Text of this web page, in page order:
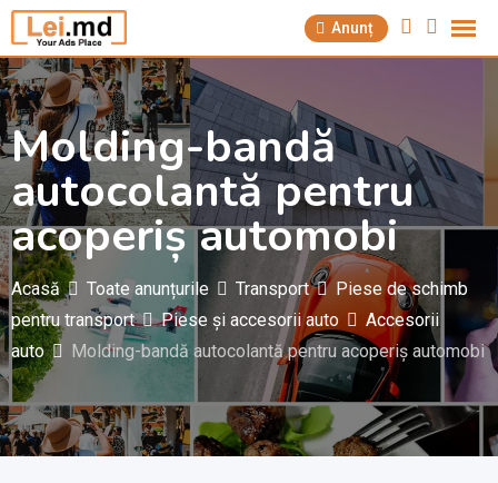
Săriți
la
conținut
Anunț
Molding-bandă
autocolantă pentru
acoperiș automobi
Acasă Toate anunțurile Transport
Piese de schimb
pentru transport
Piese și accesorii auto
Accesorii
auto
Molding-bandă autocolantă pentru acoperiș automobi